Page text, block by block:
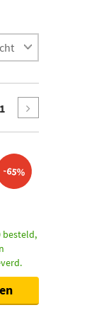
1
-65%
besteld,